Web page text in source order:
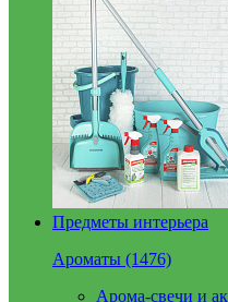
Предметы интерьера
Ароматы (1476)
Арома-свечи и